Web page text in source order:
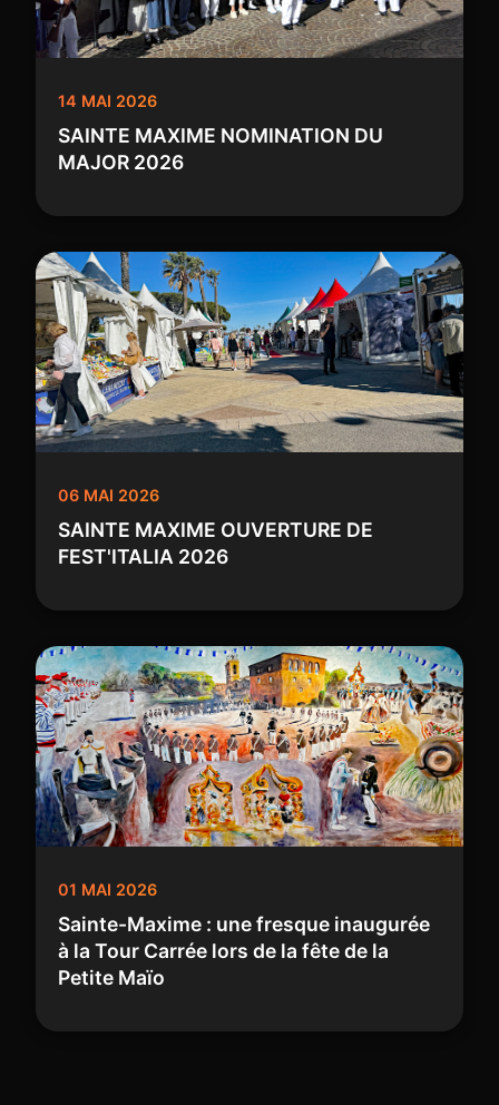
14 MAI 2026
SAINTE MAXIME NOMINATION DU
MAJOR 2026
06 MAI 2026
SAINTE MAXIME OUVERTURE DE
FEST'ITALIA 2026
01 MAI 2026
Sainte-Maxime : une fresque inaugurée
à la Tour Carrée lors de la fête de la
Petite Maïo